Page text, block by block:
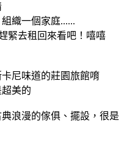
織一個家庭......
緊去租回來看吧！嘻嘻
尼味道的莊園旅館唷
美的
浪漫的傢俱、擺設，很是